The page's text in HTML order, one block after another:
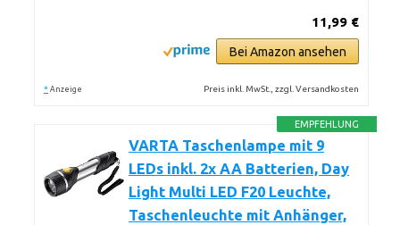
11,99 €
Bei Amazon ansehen
* Anzeige Preis inkl. MwSt., zzgl. Versandkosten
EMPFEHLUNG
VARTA Taschenlampe mit 9
LEDs inkl. 2x AA Batterien, Day
Light Multi LED F20 Leuchte,
Taschenleuchte mit Anhänger,